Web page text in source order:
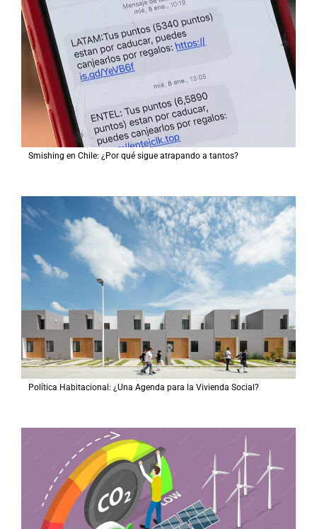
Smishing en Chile: ¿Por qué sigue atrapando a tantos?
Política Habitacional: ¿Una Agenda para la Vivienda Social?